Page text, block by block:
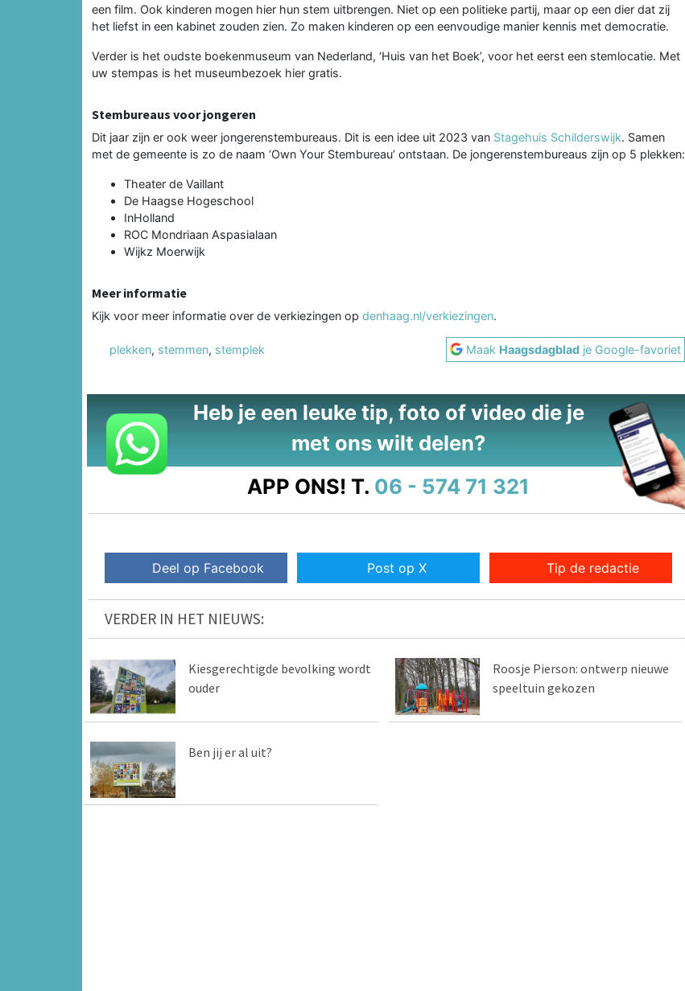
een film. Ook kinderen mogen hier hun stem uitbrengen. Niet op een politieke partij, maar op een dier dat zij
het liefst in een kabinet zouden zien. Zo maken kinderen op een eenvoudige manier kennis met democratie.
Verder is het oudste boekenmuseum van Nederland, ‘Huis van het Boek’, voor het eerst een stemlocatie. Met
uw stempas is het museumbezoek hier gratis.
Stembureaus voor jongeren
Dit jaar zijn er ook weer jongerenstembureaus. Dit is een idee uit 2023 van Stagehuis Schilderswijk. Samen
met de gemeente is zo de naam ‘Own Your Stembureau’ ontstaan. De jongerenstembureaus zijn op 5 plekken:
Theater de Vaillant
De Haagse Hogeschool
InHolland
ROC Mondriaan Aspasialaan
Wijkz Moerwijk
Meer informatie
Kijk voor meer informatie over de verkiezingen op denhaag.nl/verkiezingen.
plekken, stemmen, stemplek Maak Haagsdagblad je Google-favoriet
Heb je een leuke tip, foto of video die je
met ons wilt delen?
APP ONS! T. 06 - 574 71 321
Deel op Facebook Post op X Tip de redactie
VERDER IN HET NIEUWS:
Kiesgerechtigde bevolking wordt
ouder
Roosje Pierson: ontwerp nieuwe
speeltuin gekozen
Ben jij er al uit?